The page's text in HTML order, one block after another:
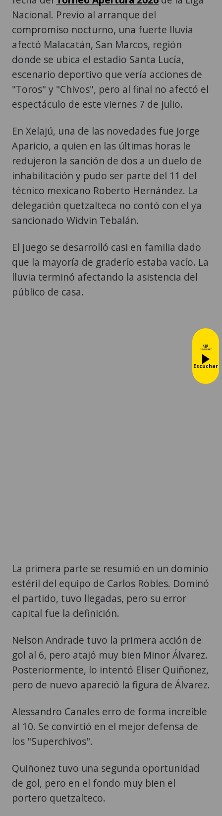
Nacional. Previo al arranque del
compromiso nocturno, una fuerte lluvia
afectó Malacatán, San Marcos, región
donde se ubica el estadio Santa Lucía,
escenario deportivo que vería acciones de
"Toros" y "Chivos", pero al final no afectó el
espectáculo de este viernes 7 de julio.
En Xelajú, una de las novedades fue Jorge
Aparicio, a quien en las últimas horas le
redujeron la sanción de dos a un duelo de
inhabilitación y pudo ser parte del 11 del
técnico mexicano Roberto Hernández. La
delegación quetzalteca no contó con el ya
sancionado Widvin Tebalán.
El juego se desarrolló casi en familia dado
que la mayoría de graderío estaba vacío. La
lluvia terminó afectando la asistencia del
público de casa.
La primera parte se resumió en un dominio
estéril del equipo de Carlos Robles. Dominó
el partido, tuvo llegadas, pero su error
capital fue la definición.
Nelson Andrade tuvo la primera acción de
gol al 6, pero atajó muy bien Minor Álvarez.
Posteriormente, lo intentó Eliser Quiñonez,
pero de nuevo apareció la figura de Álvarez.
Alessandro Canales erro de forma increíble
al 10. Se convirtió en el mejor defensa de
los "Superchivos".
Quiñonez tuvo una segunda oportunidad
de gol, pero en el fondo muy bien el
portero quetzalteco.
Escuchar